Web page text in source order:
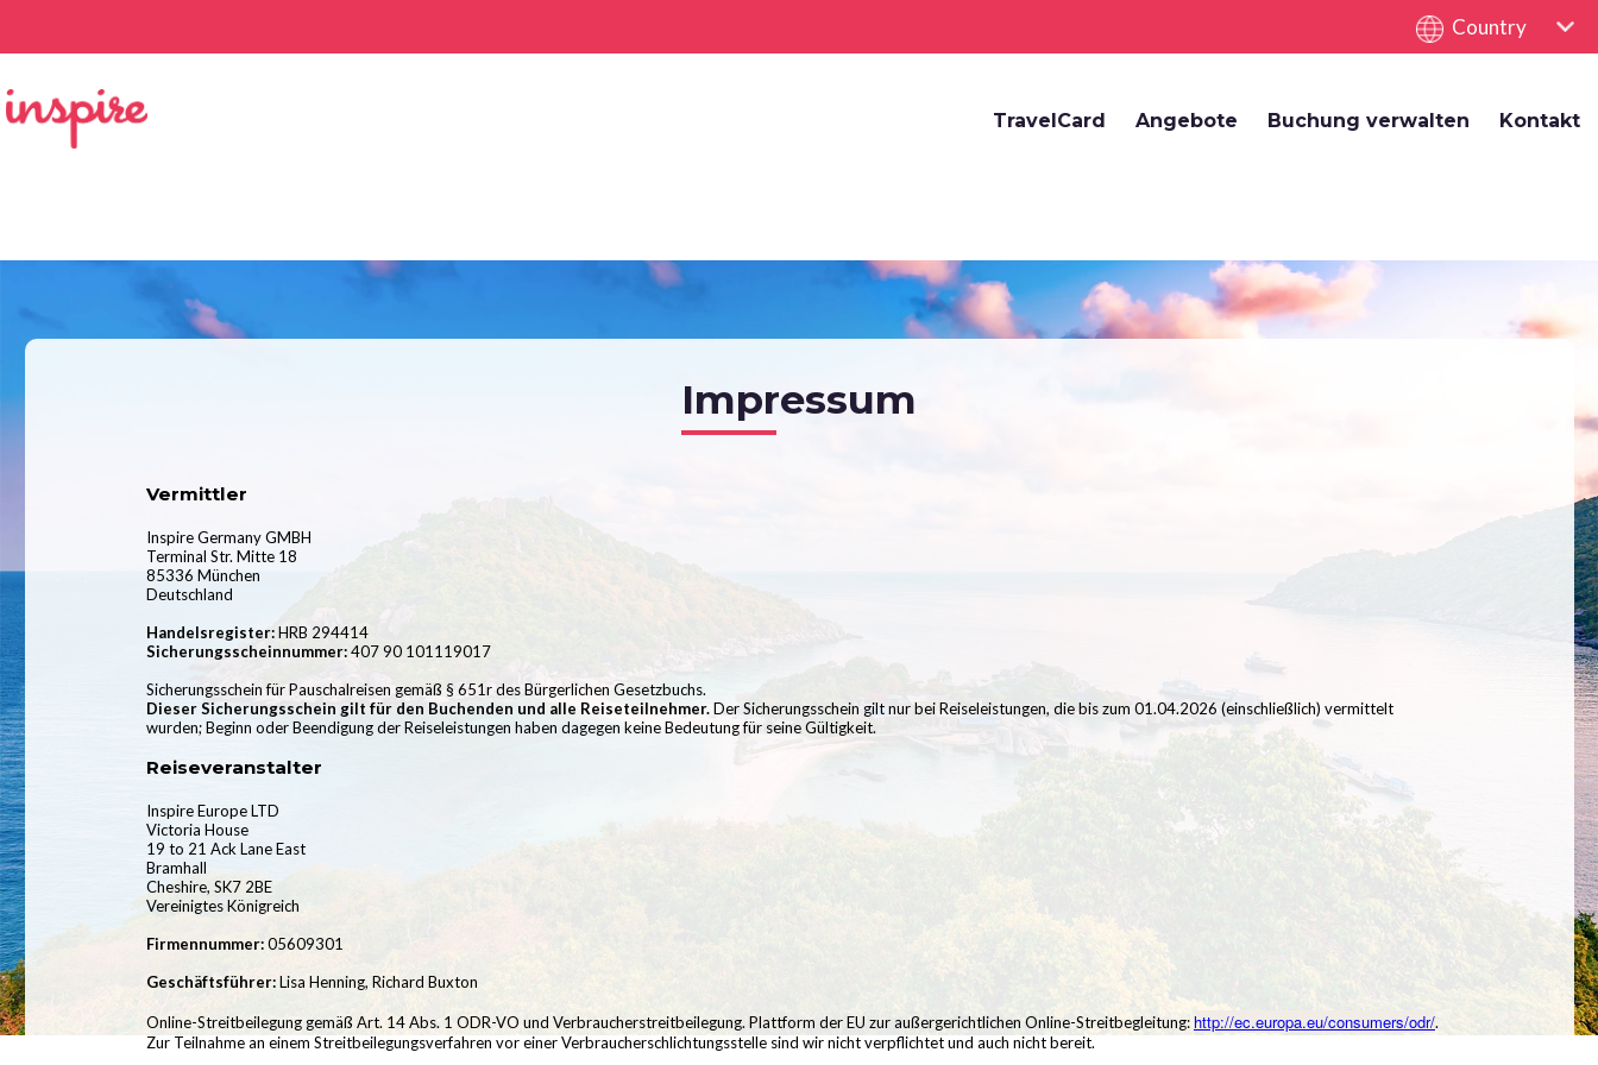
Country
TravelCard Angebote Buchung verwalten Kontakt
Impressum
Vermittler
Inspire Germany GMBH
Terminal Str. Mitte 18
85336 München
Deutschland
Handelsregister:HRB 294414
Sicherungsscheinnummer:407 90 101119017
Sicherungsschein für Pauschalreisen gemäß § 651r des Bürgerlichen Gesetzbuchs.
Dieser Sicherungsschein gilt für den Buchenden und alle Reiseteilnehmer.Der Sicherungsschein gilt nur bei Reiseleistungen, die bis zum 01.04.2026 (einschließlich) vermittelt
wurden; Beginn oder Beendigung der Reiseleistungen haben dagegen keine Bedeutung für seine Gültigkeit.
Reiseveranstalter
Inspire Europe LTD
Victoria House
19 to 21 Ack Lane East
Bramhall
Cheshire, SK7 2BE
Vereinigtes Königreich
Firmennummer:05609301
Geschäftsführer:Lisa Henning, Richard Buxton
Online-Streitbeilegung gemäß Art. 14 Abs. 1 ODR-VO und Verbraucherstreitbeilegung. Plattform der EU zur außergerichtlichen Online-Streitbegleitung: http://ec.europa.eu/consumers/odr/.
Zur Teilnahme an einem Streitbeilegungsverfahren vor einer Verbraucherschlichtungsstelle sind wir nicht verpflichtet und auch nicht bereit.